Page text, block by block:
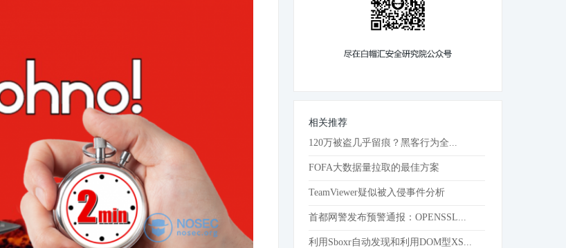
相关推荐
120万被盗几乎留痕？黑客行为全...
FOFA大数据量拉取的最佳方案
TeamViewer疑似被入侵事件分析
首都网警发布预警通报：OPENSSL...
利用Sboxr自动发现和利用DOM型XS...